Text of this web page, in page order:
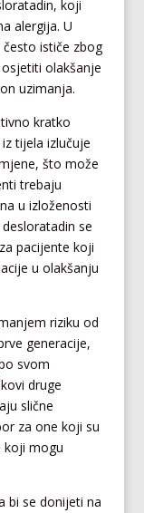
koji
alergija. U
ističe zbog
olakšanje
uzimanja.
kratko
tijela izlučuje
što može
trebaju
u izloženosti
se
pacijente koji
u olakšanju
riziku od
generacije,
svom
druge
slične
za one koji su
koji mogu
bi se donijeti na